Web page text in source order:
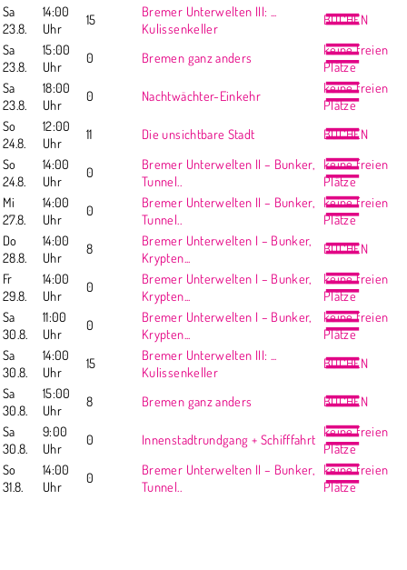
Sa
23.8.
14:00
Uhr
15
Bremer Unterwelten III: ...
Kulissenkeller
BUCHEN
Sa
23.8.
15:00
Uhr
0 Bremen ganz anders
keine freien
Plätze
Sa
23.8.
18:00
Uhr
0 Nachtwächter-Einkehr
keine freien
Plätze
So
24.8.
12:00
Uhr
11 Die unsichtbare Stadt
BUCHEN
So
24.8.
14:00
Uhr
0
Bremer Unterwelten II – Bunker,
Tunnel..
keine freien
Plätze
Mi
27.8.
14:00
Uhr
0
Bremer Unterwelten II – Bunker,
Tunnel..
keine freien
Plätze
Do
28.8.
14:00
Uhr
8
Bremer Unterwelten I – Bunker,
Krypten...
BUCHEN
Fr
29.8.
14:00
Uhr
0
Bremer Unterwelten I – Bunker,
Krypten...
keine freien
Plätze
Sa
30.8.
11:00
Uhr
0
Bremer Unterwelten I – Bunker,
Krypten...
keine freien
Plätze
Sa
30.8.
14:00
Uhr
15
Bremer Unterwelten III: ...
Kulissenkeller
BUCHEN
Sa
30.8.
15:00
Uhr
8 Bremen ganz anders
BUCHEN
Sa
30.8.
9:00
Uhr
0 Innenstadtrundgang + Schifffahrt keine freien
Plätze
So
31.8.
14:00
Uhr
0
Bremer Unterwelten II – Bunker,
Tunnel..
keine freien
Plätze